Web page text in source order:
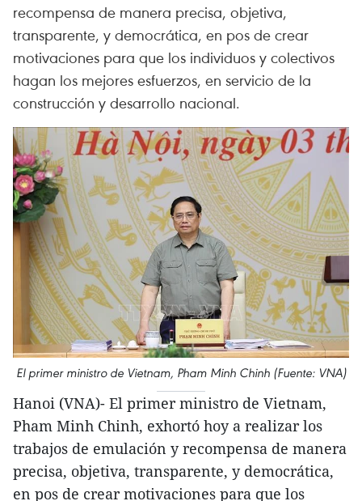
recompensa de manera precisa, objetiva,
transparente, y democrática, en pos de crear
motivaciones para que los individuos y colectivos
hagan los mejores esfuerzos, en servicio de la
construcción y desarrollo nacional.
El primer ministro de Vietnam, Pham Minh Chinh (Fuente: VNA)
Hanoi (VNA)- El primer ministro de Vietnam,
Pham Minh Chinh, exhortó hoy a realizar los
trabajos de emulación y recompensa de manera
precisa, objetiva, transparente, y democrática,
en pos de crear motivaciones para que los